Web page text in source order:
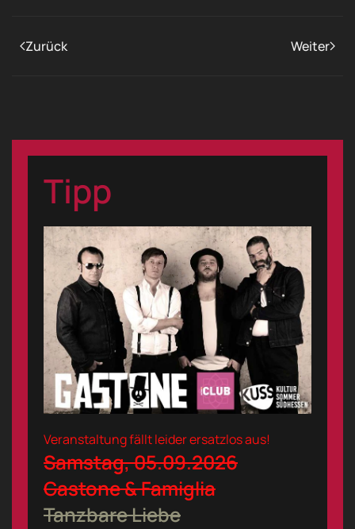
Zurück Weiter
Tipp
Veranstaltung fällt leider ersatzlos aus!
Samstag, 05.09.2026
Gastone & Famiglia
Tanzbare Liebe